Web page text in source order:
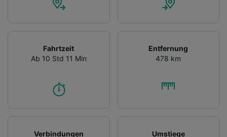
Fahrtzeit
Ab 10 Std 11 Min
Entfernung
478 km
Verbindungen
Umstiege